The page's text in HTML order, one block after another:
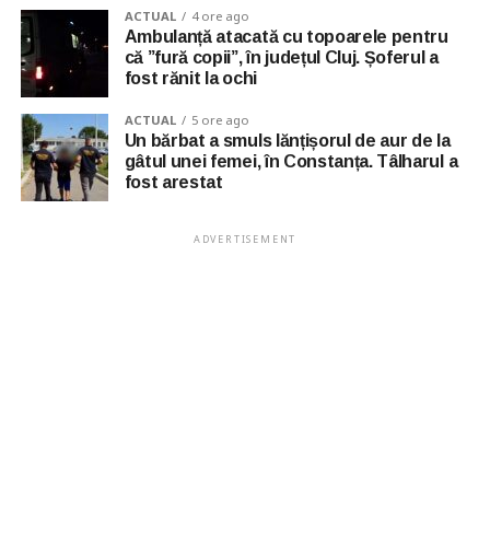
ACTUAL 4 ore ago
Ambulanță atacată cu topoarele pentru
că ”fură copii”, în județul Cluj. Șoferul a
fost rănit la ochi
ACTUAL 5 ore ago
Un bărbat a smuls lănțișorul de aur de la
gâtul unei femei, în Constanța. Tâlharul a
fost arestat
ADVERTISEMENT